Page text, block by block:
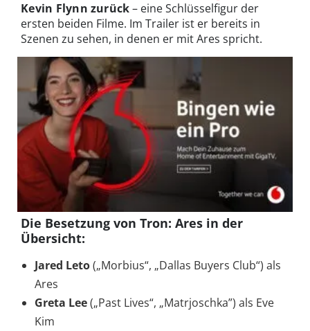
Kevin Flynn zurück– eine Schlüsselfigur der
ersten beiden Filme. Im Trailer ist er bereits in
Szenen zu sehen, in denen er mit Ares spricht.
Die Besetzung von Tron: Ares in der
Übersicht:
Jared Leto(„Morbius“, „Dallas Buyers Club“) als
Ares
Greta Lee(„Past Lives“, „Matrjoschka”) als Eve
Kim